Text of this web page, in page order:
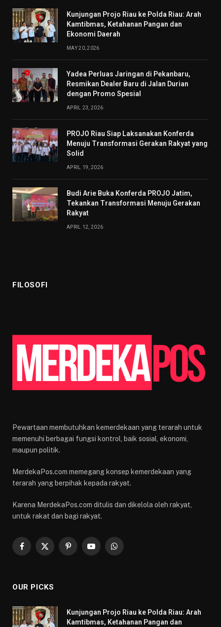
Kunjungan Projo Riau ke Polda Riau: Arah
Kamtibmas, Ketahanan Pangan dan
Ekonomi Daerah
MAY 20, 2026
Yadea Perluas Jaringan di Pekanbaru,
Resmikan Dealer Baru di Jalan Durian
dengan Promo Spesial
APRIL 23, 2026
PROJO Riau Siap Laksanakan Konferda
Menuju Transformasi Gerakan Rakyat yang
Solid
APRIL 19, 2026
Budi Arie Buka Konferda PROJO Jatim,
Tekankan Transformasi Menuju Gerakan
Rakyat
APRIL 12, 2026
FILOSOFI
Pewartaan membutuhkan kemerdekaan yang terarah untuk
memenuhi berbagai fungsi kontrol, baik sosial, ekonomi,
maupun politik.
MerdekaPos.com memegang konsep kemerdekaan yang
terarah yang berpihak kepada rakyat.
Karena MerdekaPos.com ditulis dan dikelola oleh rakyat,
untuk rakat dan bagi rakyat.
Facebook
X
PinterestYouTubeWhatsApp
OUR PICKS
Kunjungan Projo Riau ke Polda Riau: Arah
Kamtibmas, Ketahanan Pangan dan